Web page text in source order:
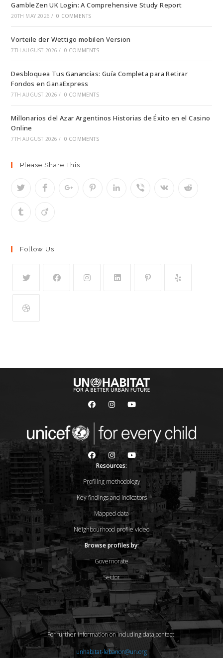
GambleZen UK Login: A Comprehensive Study Report
20TH MAY 2026 / 0 COMMENTS
Vorteile der Wettigo mobilen Version
7TH AUGUST 2026 / 0 COMMENTS
Desbloquea Tus Ganancias: Guía Completa para Retirar
Fondos en GanaExpress
7TH AUGUST 2026 / 0 COMMENTS
Millonarios del Azar Argentinos Historias de Éxito en el Casino
Online
7TH AUGUST 2026 / 0 COMMENTS
Please Share This
Follow Us
Resources:
Profiling methodology
Key findings and indicators
Mapped data
Neighbourhood profile video
Browse profiles by:
Governorate
Sector
For further information on including data,contact:
unhabitat-lebanon@un.org